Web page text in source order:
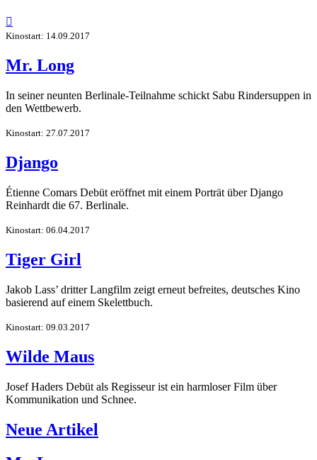

Kinostart: 14.09.2017
Mr. Long
In seiner neunten Berlinale-Teilnahme schickt Sabu Rindersuppen in
den Wettbewerb.
Kinostart: 27.07.2017
Django
Étienne Comars Debüt eröffnet mit einem Porträt über Django
Reinhardt die 67. Berlinale.
Kinostart: 06.04.2017
Tiger Girl
Jakob Lass’ dritter Langfilm zeigt erneut befreites, deutsches Kino
basierend auf einem Skelettbuch.
Kinostart: 09.03.2017
Wilde Maus
Josef Haders Debüt als Regisseur ist ein harmloser Film über
Kommunikation und Schnee.
Neue Artikel